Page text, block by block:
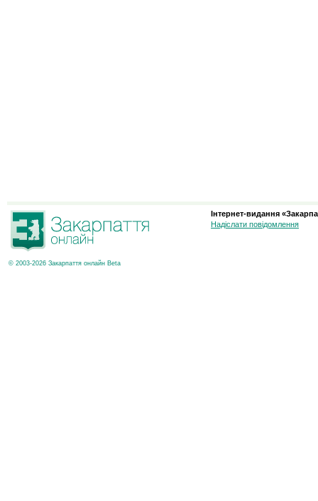
© 2003-2026 Закарпаття онлайн Beta
Інтернет-видання
Надіслати повідомлення